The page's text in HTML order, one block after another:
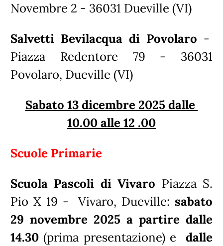
Novembre 2 - 36031 Dueville (VI)
Salvetti Bevilacqua di Povolaro -
Piazza Redentore 79 - 36031
Povolaro, Dueville (VI)
Sabato 13 dicembre 2025 dalle
10.00 alle 12 .00
Scuole Primarie
Scuola Pascoli di Vivaro Piazza S.
Pio X 19 - Vivaro, Dueville: sabato
29 novembre 2025 a partire dalle
14.30(prima presentazione) edalle